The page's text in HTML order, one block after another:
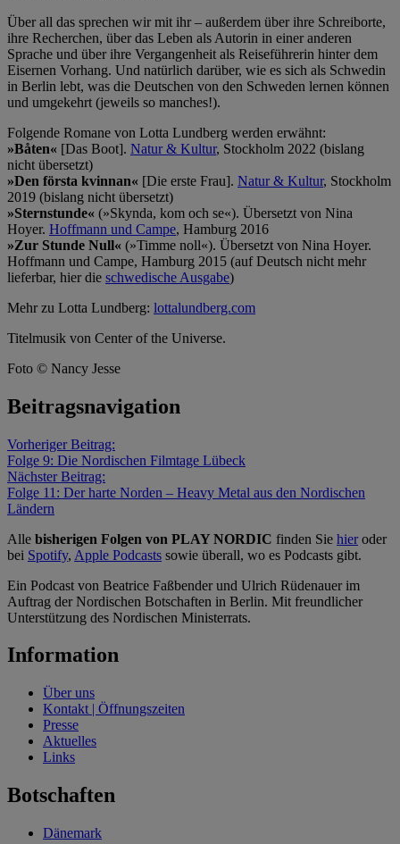
Über all das sprechen wir mit ihr – außerdem über ihre Schreiborte,
ihre Recherchen, über das Leben als Autorin in einer anderen
Sprache und über ihre Vergangenheit als Reiseführerin hinter dem
Eisernen Vorhang. Und natürlich darüber, wie es sich als Schwedin
in Berlin lebt, was die Deutschen von den Schweden lernen können
und umgekehrt (jeweils so manches!).
Folgende Romane von Lotta Lundberg werden erwähnt:
»Båten« [Das Boot]. Natur & Kultur, Stockholm 2022 (bislang
nicht übersetzt)
»Den första kvinnan« [Die erste Frau]. Natur & Kultur, Stockholm
2019 (bislang nicht übersetzt)
»Sternstunde« (»Skynda, kom och se«). Übersetzt von Nina
Hoyer. Hoffmann und Campe, Hamburg 2016
»Zur Stunde Null« (»Timme noll«). Übersetzt von Nina Hoyer.
Hoffmann und Campe, Hamburg 2015 (auf Deutsch nicht mehr
lieferbar, hier die schwedische Ausgabe)
Mehr zu Lotta Lundberg: lottalundberg.com
Titelmusik von Center of the Universe.
Foto © Nancy Jesse
Beitragsnavigation
Vorheriger Beitrag:
Folge 9: Die Nordischen Filmtage Lübeck
Nächster Beitrag:
Folge 11: Der harte Norden – Heavy Metal aus den Nordischen
Ländern
Alle bisherigen Folgen von PLAY NORDIC finden Sie hieroder
bei Spotify, Apple Podcasts sowie überall, wo es Podcasts gibt.
Ein Podcast von Beatrice Faßbender und Ulrich Rüdenauer im
Auftrag der Nordischen Botschaften in Berlin. Mit freundlicher
Unterstützung des Nordischen Ministerrats.
Information
Über uns
Kontakt | Öffnungszeiten
Presse
Aktuelles
Links
Botschaften
Dänemark